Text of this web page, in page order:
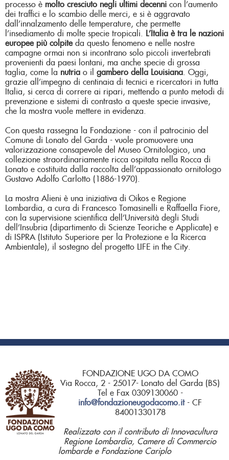
processo è molto cresciuto negli ultimi decenni con l’aumento
dei traffici e lo scambio delle merci, e si è aggravato
dall’innalzamento delle temperature, che permette
l’insediamento di molte specie tropicali.
L’Italia è tra le nazioni
europee più colpiteda questo fenomeno e nelle nostre
campagne ormai non si incontrano solo piccoli invertebrati
provenienti da paesi lontani, ma anche specie di grossa
taglia, come la nutria o il gambero della Louisiana . Oggi,
grazie all’impegno di centinaia di tecnici e ricercatori in tutta
Italia, si cerca di correre ai ripari, mettendo a punto metodi di
prevenzione e sistemi di contrasto a queste specie invasive,
che la mostra vuole mettere in evidenza.
Con questa rassegna la Fondazione - con il patrocinio del
Comune di Lonato del Garda - vuole promuovere una
valorizzazione consapevole del Museo Ornitologico, una
collezione straordinariamente ricca ospitata nella Rocca di
Lonato e costituita dalla raccolta dell’appassionato ornitologo
Gustavo Adolfo Carlotto (1886-1970).
La mostra Alieni è una iniziativa di Oikos e Regione
Lombardia, a cura di Francesco Tomasinelli e Raffaella Fiore,
con la supervisione scientifica dell’Università degli Studi
dell’Insubria (dipartimento di Scienze Teoriche e Applicate) e
di ISPRA (Istituto Superiore per la Protezione e la Ricerca
Ambientale), il sostegno del progetto LIFE in the City.
FONDAZIONE UGO DA COMO
Via Rocca, 2 - 25017- Lonato del Garda (BS)
Tel e Fax 0309130060 -
info@fondazioneugodacomo.it- CF
84001330178
Realizzato con il contributo di Innovacultura
Regione Lombardia, Camere di Commercio
lombarde e Fondazione Cariplo